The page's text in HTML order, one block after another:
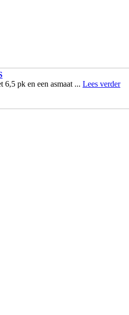
6,5 pk en een asmaat ... Lees verder